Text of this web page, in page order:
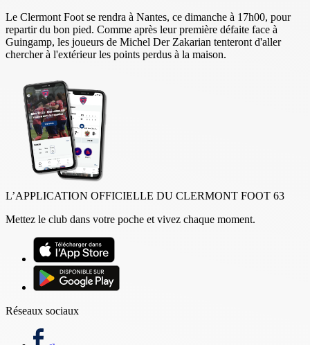
Le Clermont Foot se rendra à Nantes, ce dimanche à 17h00, pour
repartir du bon pied. Comme après leur première défaite face à
Guingamp, les joueurs de Michel Der Zakarian tenteront d'aller
chercher à l'extérieur les points perdus à la maison.
L’APPLICATION OFFICIELLE DU CLERMONT FOOT 63
Mettez le club dans votre poche et vivez chaque moment.
Réseaux sociaux